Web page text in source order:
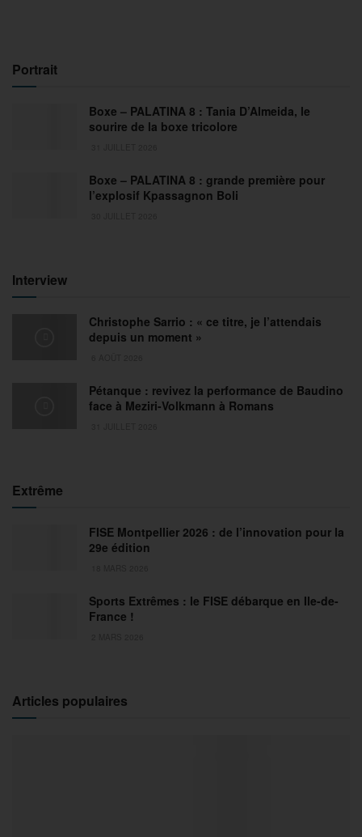
Portrait
Boxe – PALATINA 8 : Tania D’Almeida, le
sourire de la boxe tricolore
Boxe – PALATINA 8 : grande première pour
l’explosif Kpassagnon Boli
Interview
Christophe Sarrio : « ce titre, je l’attendais
depuis un moment »
Pétanque : revivez la performance de Baudino
face à Meziri-Volkmann à Romans
Extrême
FISE Montpellier 2026 : de l’innovation pour la
29e édition
Sports Extrêmes : le FISE débarque en Ile-de-
France !
Articles populaires